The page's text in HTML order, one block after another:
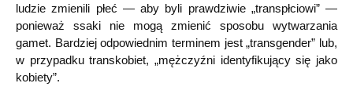
ludzie zmienili płeć — aby byli prawdziwie „transpłciowi” —
ponieważ ssaki nie mogą zmienić sposobu wytwarzania
gamet. Bardziej odpowiednim terminem jest „transgender” lub,
w przypadku transkobiet, „mężczyźni identyfikujący się jako
kobiety”.